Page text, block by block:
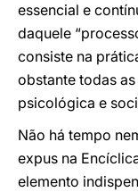
essencial e
daquele
consiste na
obstante todas
psicológica e
Não há tempo
expus na
elemento